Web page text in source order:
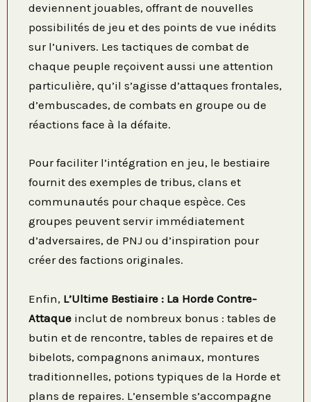
deviennent jouables, offrant de nouvelles
possibilités de jeu et des points de vue inédits
sur l’univers. Les tactiques de combat de
chaque peuple reçoivent aussi une attention
particulière, qu’il s’agisse d’attaques frontales,
d’embuscades, de combats en groupe ou de
réactions face à la défaite.
Pour faciliter l’intégration en jeu, le bestiaire
fournit des exemples de tribus, clans et
communautés pour chaque espèce. Ces
groupes peuvent servir immédiatement
d’adversaires, de PNJ ou d’inspiration pour
créer des factions originales.
Enfin, L’Ultime Bestiaire : La Horde Contre-
Attaque inclut de nombreux bonus : tables de
butin et de rencontre, tables de repaires et de
bibelots, compagnons animaux, montures
traditionnelles, potions typiques de la Horde et
plans de repaires. L’ensemble s’accompagne